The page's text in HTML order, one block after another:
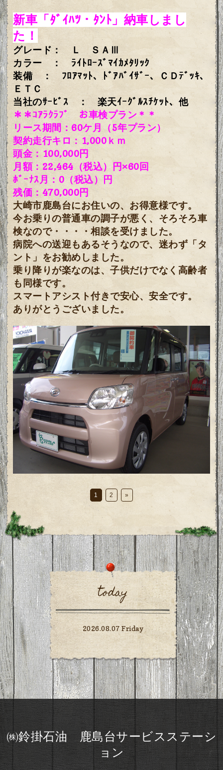
新車「ﾀﾞｲﾊﾂ・ﾀﾝﾄ」納車しまし
た！
グレード： Ｌ ＳＡⅢ
カラー ： ﾗｲﾄﾛｰｽﾞﾏｲｶﾒﾀﾘｯｸ
装備 ： ﾌﾛｱﾏｯﾄ、ﾄﾞｱﾊﾞｲｻﾞｰ、ＣＤﾃﾞｯｷ、
ＥＴＣ
当社のｻｰﾋﾞｽ ： 楽天ｲｰｸﾞﾙｽﾁｹｯﾄ、他
＊＊ｺｱﾗｸﾗﾌﾞ お車検プラン＊＊
リース期間：60ケ月（5年プラン）
契約走行キロ：1,000ｋｍ
頭金：100,000円
月額：22,464（税込）円×60回
ﾎﾞｰﾅｽ月：0（税込）円
残価：470,000円
大崎市鹿島台にお住いの、お得意様です。
今お乗りの普通車の調子が悪く、そろそろ車
検なので・・・・相談を受けました。
病院への送迎もあるそうなので、迷わず「タ
ント」をお勧めしました。
乗り降りが楽なのは、子供だけでなく高齢者
も同様です。
スマートアシスト付きで安心、安全です。
ありがとうございました。
1 2 »
today
2026.08.07 Friday
㈱鈴掛石油 鹿島台サービスステーシ
ョン